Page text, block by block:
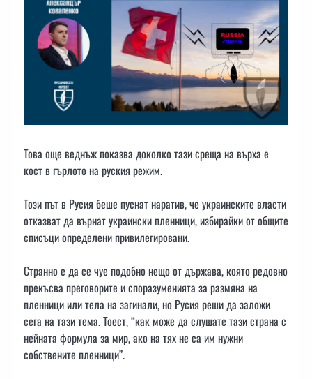
Това още веднъж показва доколко тази среща на върха е
кост в гърлото на руския режим.
Този път в Русия беше пуснат наратив, че украинските власти
отказват да върнат украински пленници, избирайки от общите
списъци определени привилегировани.
Странно е да се чуе подобно нещо от държава, която редовно
прекъсва преговорите и споразуменията за размяна на
пленници или тела на загинали, но Русия реши да заложи
сега на тази тема. Тоест, “как може да слушате тази страна с
нейната формула за мир, ако на тях не са им нужни
собствените пленници”.